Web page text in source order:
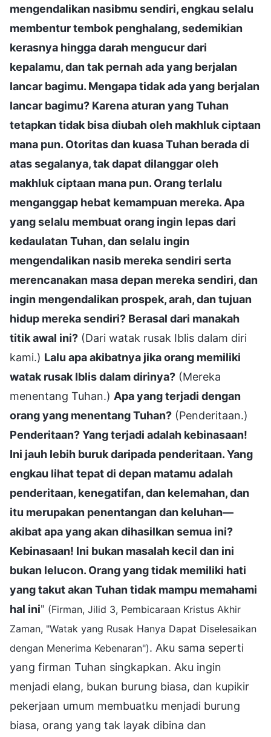
mengendalikan nasibmu sendiri, engkau selalu
membentur tembok penghalang, sedemikian
kerasnya hingga darah mengucur dari
kepalamu, dan tak pernah ada yang berjalan
lancar bagimu. Mengapa tidak ada yang berjalan
lancar bagimu? Karena aturan yang Tuhan
tetapkan tidak bisa diubah oleh makhluk ciptaan
mana pun. Otoritas dan kuasa Tuhan berada di
atas segalanya, tak dapat dilanggar oleh
makhluk ciptaan mana pun. Orang terlalu
menganggap hebat kemampuan mereka. Apa
yang selalu membuat orang ingin lepas dari
kedaulatan Tuhan, dan selalu ingin
mengendalikan nasib mereka sendiri serta
merencanakan masa depan mereka sendiri, dan
ingin mengendalikan prospek, arah, dan tujuan
hidup mereka sendiri? Berasal dari manakah
titik awal ini? (Dari watak rusak Iblis dalam diri
kami.) Lalu apa akibatnya jika orang memiliki
watak rusak Iblis dalam dirinya? (Mereka
menentang Tuhan.) Apa yang terjadi dengan
orang yang menentang Tuhan? (Penderitaan.)
Penderitaan? Yang terjadi adalah kebinasaan!
Ini jauh lebih buruk daripada penderitaan. Yang
engkau lihat tepat di depan matamu adalah
penderitaan, kenegatifan, dan kelemahan, dan
itu merupakan penentangan dan keluhan—
akibat apa yang akan dihasilkan semua ini?
Kebinasaan! Ini bukan masalah kecil dan ini
bukan lelucon. Orang yang tidak memiliki hati
yang takut akan Tuhan tidak mampu memahami
hal ini" (Firman, Jilid 3, Pembicaraan Kristus Akhir
Zaman, "Watak yang Rusak Hanya Dapat Diselesaikan
dengan Menerima Kebenaran"). Aku sama seperti
yang firman Tuhan singkapkan. Aku ingin
menjadi elang, bukan burung biasa, dan kupikir
pekerjaan umum membuatku menjadi burung
biasa, orang yang tak layak dibina dan